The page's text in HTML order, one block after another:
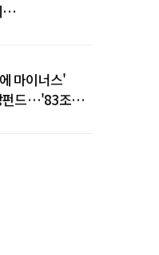
마이너스'
펀드…'83조